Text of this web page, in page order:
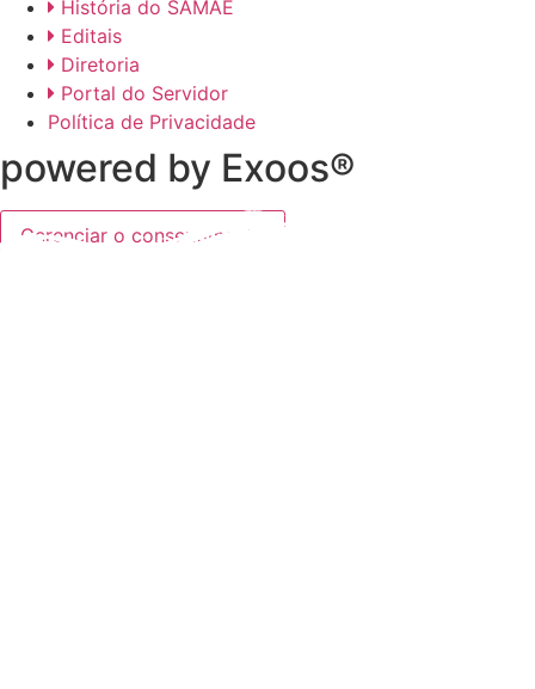
História do SAMAE
Editais
Diretoria
Portal do Servidor
Política de Privacidade
powered by Exoos®
Gerenciar o consentimento